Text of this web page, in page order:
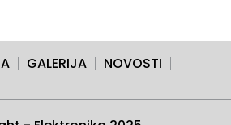
GALERIJA NOVOSTI